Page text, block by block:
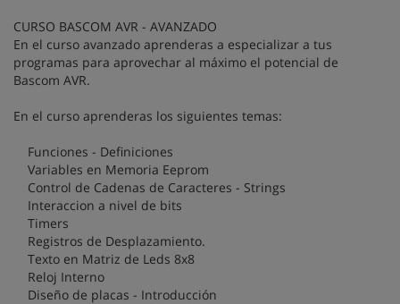
CURSO BASCOM AVR - AVANZADO
En el curso avanzado aprenderas a especializar a tus
programas para aprovechar al máximo el potencial de
Bascom AVR.
En el curso aprenderas los siguientes temas:
Funciones - Definiciones
Variables en Memoria Eeprom
Control de Cadenas de Caracteres - Strings
Interaccion a nivel de bits
Timers
Registros de Desplazamiento.
Texto en Matriz de Leds 8x8
Reloj Interno
Diseño de placas - Introducción